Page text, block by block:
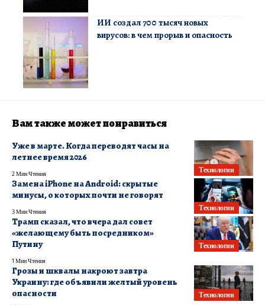
ИИ создал 700 тысяч новых
вирусов: в чем прорыв и опасность
Вам также может понравиться
Технологии
Уже в марте. Когда переводят часы на
летнее время 2026
2 Мин Чтения
Технологии
Замена iPhone на Android: скрытые
минусы, о которых почти не говорят
3 Мин Чтения
Технологии
Трамп сказал, что вчера дал совет
«желающему быть посредником»
Путину
1 Мин Чтения
Технологии
Грозы и шквалы накроют завтра
Украину: где объявили желтый уровень
опасности